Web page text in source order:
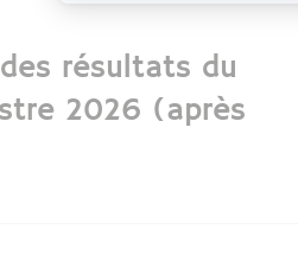
résultats du
2026 (après